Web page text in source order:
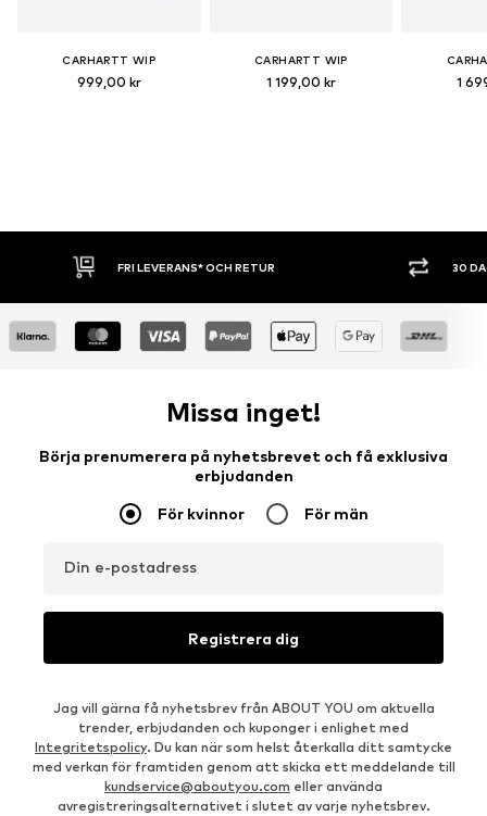
CARHARTT WIP
999,00 kr
CARHARTT WIP
1 199,00 kr 1
30 DAGARS ÖPPET KÖP SHOPPA NU.
Missa inget!
Börja prenumerera på nyhetsbrevet och få exklusiva
erbjudanden
För kvinnor För män
Din e-postadress
Registrera dig
Jag vill gärna få nyhetsbrev från ABOUT YOU om aktuella
trender, erbjudanden och kuponger i enlighet med
Integritetspolicy. Du kan när som helst återkalla ditt samtycke
med verkan för framtiden genom att skicka ett meddelande till
kundservice@aboutyou.com eller använda
avregistreringsalternativet i slutet av varje nyhetsbrev.